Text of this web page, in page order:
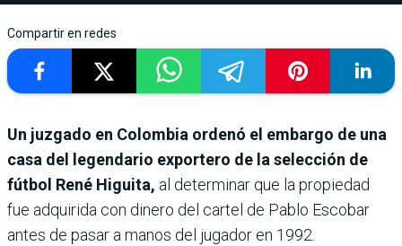
Compartir en redes
Un juzgado en Colombia ordenó el embargo de una
casa del legendario exportero de la selección de
fútbol René Higuita, al determinar que la propiedad
fue adquirida con dinero del cartel de Pablo Escobar
antes de pasar a manos del jugador en 1992.